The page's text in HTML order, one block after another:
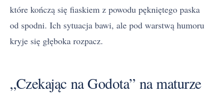
które kończą się fiaskiem z powodu pękniętego paska
od spodni. Ich sytuacja bawi, ale pod warstwą humoru
kryje się głęboka rozpacz.
„Czekając na Godota” na maturze